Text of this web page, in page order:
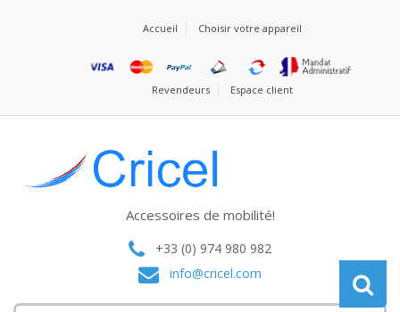
Accueil Choisir votre appareil
Revendeurs Espace client
Accessoires de mobilité!
+33 (0) 974 980 982
info@cricel.com